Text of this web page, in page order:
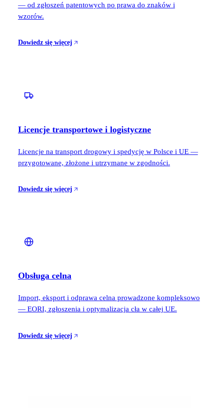
— od zgłoszeń patentowych po prawa do znaków i
wzorów.
Dowiedz się więcej
Licencje transportowe i logistyczne
Licencje na transport drogowy i spedycję w Polsce i UE —
przygotowane, złożone i utrzymane w zgodności.
Dowiedz się więcej
Obsługa celna
Import, eksport i odprawa celna prowadzone kompleksowo
— EORI, zgłoszenia i optymalizacja cła w całej UE.
Dowiedz się więcej